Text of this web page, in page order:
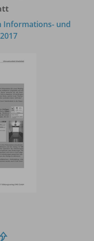
Informations- und